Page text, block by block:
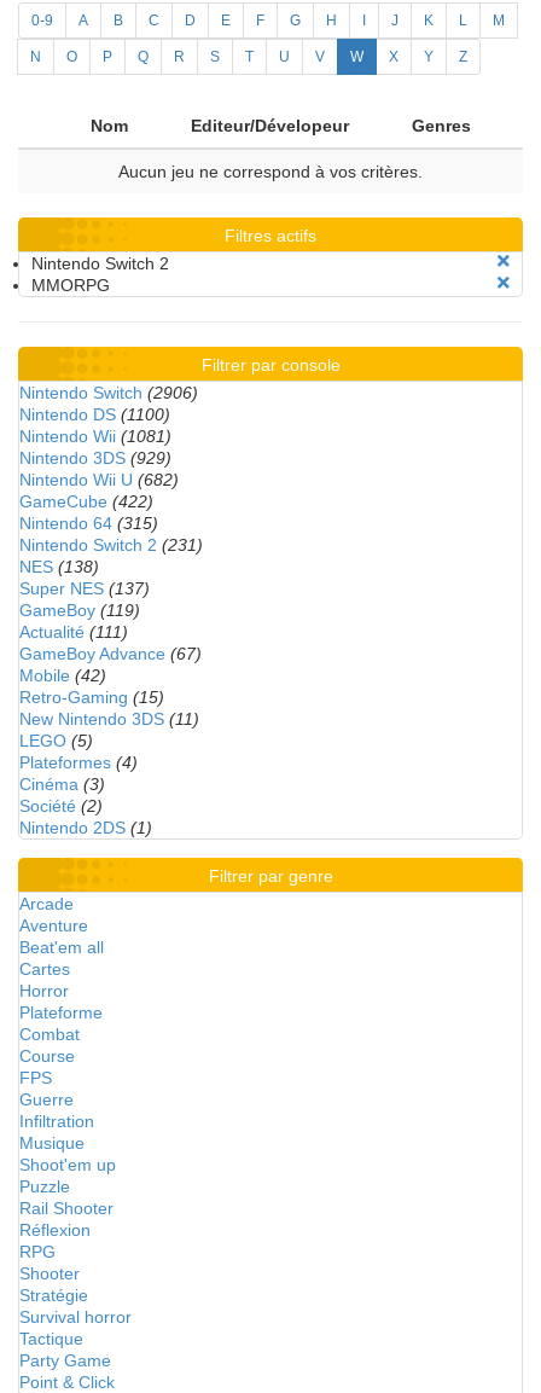
0-9 A B C D E F G H J K L M
N O P Q R S T U V W X Y Z
Nom Editeur/Dévelopeur Genres
Aucun jeu ne correspond à vos critères.
Filtres actifs
Nintendo Switch 2
MMORPG
Filtrer par console
Nintendo Switch (2906)
Nintendo DS (1100)
Nintendo Wii (1081)
Nintendo 3DS (929)
Nintendo Wii U (682)
GameCube (422)
Nintendo 64 (315)
Nintendo Switch 2 (231)
NES (138)
Super NES (137)
GameBoy (119)
Actualité (111)
GameBoy Advance (67)
Mobile (42)
Retro-Gaming (15)
New Nintendo 3DS (11)
LEGO (5)
Plateformes (4)
Cinéma (3)
Société (2)
Nintendo 2DS (1)
Filtrer par genre
Arcade
Aventure
Beat'em all
Cartes
Horror
Plateforme
Combat
Course
FPS
Guerre
Infiltration
Musique
Shoot'em up
Puzzle
Rail Shooter
Réflexion
RPG
Shooter
Stratégie
Survival horror
Tactique
Party Game
Point & Click